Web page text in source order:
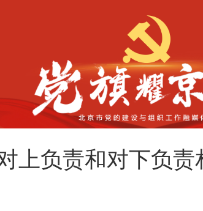
上负责和对下负责